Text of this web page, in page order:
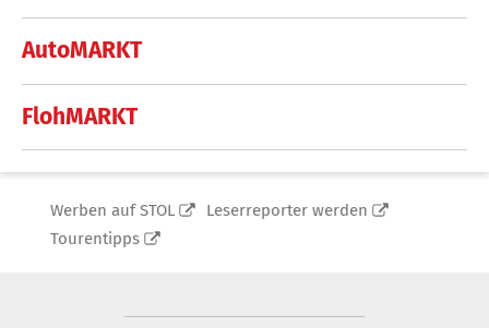
AutoMARKT
FlohMARKT
Werben auf STOL
Leserreporter werden
Tourentipps